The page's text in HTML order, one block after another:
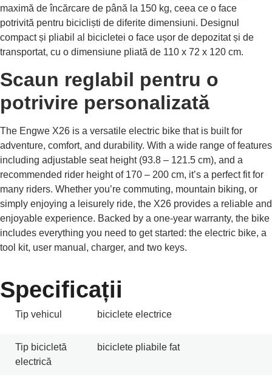
maximă de încărcare de până la 150 kg, ceea ce o face
potrivită pentru bicicliști de diferite dimensiuni. Designul
compact și pliabil al bicicletei o face ușor de depozitat și de
transportat, cu o dimensiune pliată de 110 x 72 x 120 cm.
Scaun reglabil pentru o
potrivire personalizată
The Engwe X26 is a versatile electric bike that is built for
adventure, comfort, and durability. With a wide range of features
including adjustable seat height (93.8 – 121.5 cm), and a
recommended rider height of 170 – 200 cm, it’s a perfect fit for
many riders. Whether you’re commuting, mountain biking, or
simply enjoying a leisurely ride, the X26 provides a reliable and
enjoyable experience. Backed by a one-year warranty, the bike
includes everything you need to get started: the electric bike, a
tool kit, user manual, charger, and two keys.
Specificații
Tip vehicul biciclete electrice
Tip bicicletă
electrică
biciclete pliabile fat